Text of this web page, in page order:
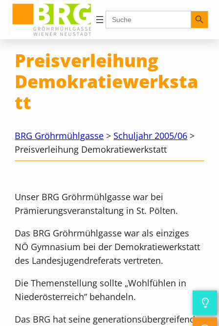
Inhalt
springen
Search
for:
Search Button
Preisverleihung
Demokratiewerksta
tt
BRG Gröhrmühlgasse > Schuljahr 2005/06 >
Preisverleihung Demokratiewerkstatt
Unser BRG Gröhrmühlgasse war bei
Prämierungsveranstaltung in St. Pölten.
Das BRG Gröhrmühlgasse war als einziges
NÖ Gymnasium bei der Demokratiewerkstatt
des Landesjugendreferats vertreten.
Die Themenstellung sollte „Wohlfühlen in
Niederösterreich“ behandeln.
Das BRG hat seine generationsübergreifende